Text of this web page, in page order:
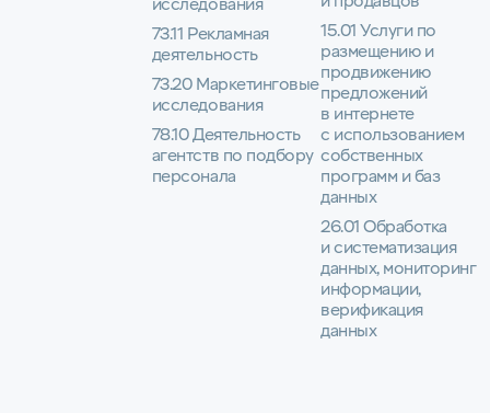
исследования
73.11 Рекламная
деятельность
73.20 Маркетинговые
исследования
78.10 Деятельность
агентств по подбору
персонала
15.01 Услуги по
размещению и
продвижению
предложений
в интернете
с использованием
собственных
программ и баз
данных
26.01 Обработка
и систематизация
данных, мониторинг
информации,
верификация
данных